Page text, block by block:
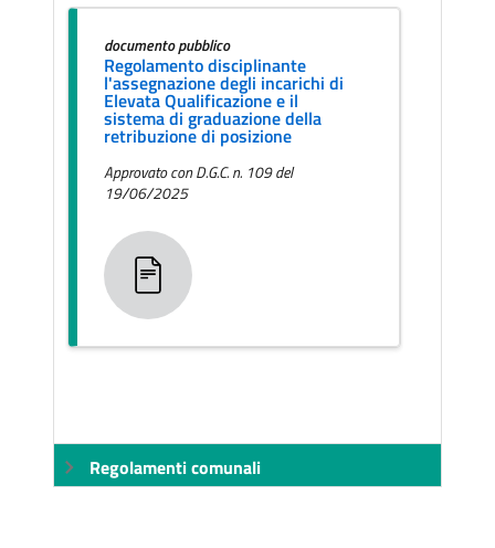
documento pubblico
Regolamento disciplinante
l'assegnazione degli incarichi di
Elevata Qualificazione e il
sistema di graduazione della
retribuzione di posizione
Approvato con D.G.C. n. 109 del
19/06/2025
Regolamenti comunali